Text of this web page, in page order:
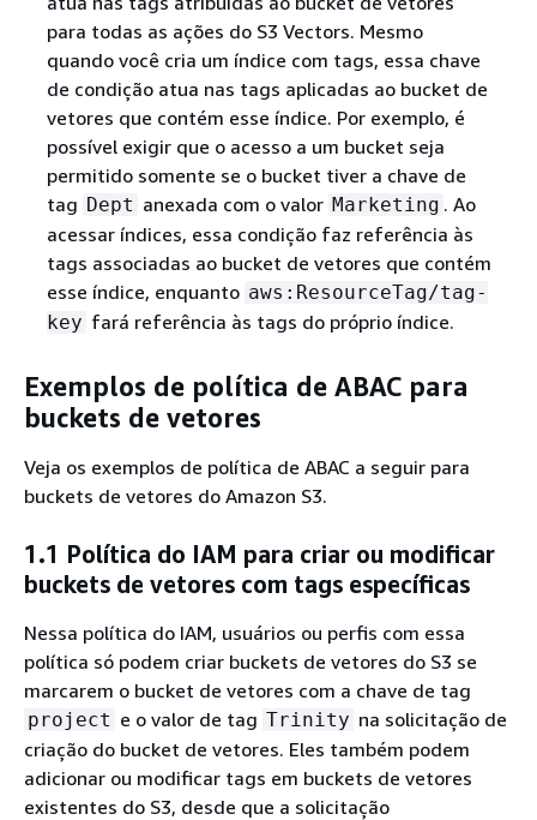
para todas as ações do S3 Vectors. Mesmo
quando você cria um índice com tags, essa chave
de condição atua nas tags aplicadas ao bucket de
vetores que contém esse índice. Por exemplo, é
possível exigir que o acesso a um bucket seja
permitido somente se o bucket tiver a chave de
tag Dept anexada com o valor Marketing . Ao
acessar índices, essa condição faz referência às
tags associadas ao bucket de vetores que contém
esse índice, enquanto aws:ResourceTag/tag-
key fará referência às tags do próprio índice.
Exemplos de política de ABAC para
buckets de vetores
Veja os exemplos de política de ABAC a seguir para
buckets de vetores do Amazon S3.
1.1 Política do IAM para criar ou modificar
buckets de vetores com tags específicas
Nessa política do IAM, usuários ou perfis com essa
política só podem criar buckets de vetores do S3 se
marcarem o bucket de vetores com a chave de tag
project e o valor de tag Trinity na solicitação de
criação do bucket de vetores. Eles também podem
adicionar ou modificar tags em buckets de vetores
existentes do S3, desde que a solicitação